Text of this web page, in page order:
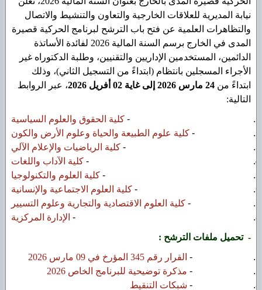
نيابة المديرية للعلاقات الخارجية والتعاون والتنشيط والاتصال
والتظاهرات العلمية عن فتح باب الترشح لبرنامج الحركية قصيرة
المدى في الخارج برسم السنة المالية 2026 لفائدة الأساتذة
الدائمين، المستخدمين الإداريين والتقنيين، وطلبة الدكتوراه غير
الأجراء المسجلين بانتظام (ابتداءً من التسجيل الثاني)، وذلك
ابتداءً من 24 مارس 2026 إلى غاية 02 أفريل 2026
، عبر الروابط
التالية:
- كلية الحقوق والعلوم السياسية
- كلية علوم الطبيعة والحياة وعلوم الأرض والكون
- كلية الرياضيات والإعلام الآلي
- كلية الآداب واللغات
- كلية العلوم والتكنولوجيا
- كلية العلوم الاجتماعية والإنسانية
- كلية العلوم الاقتصادية والتجارية وعلوم التسيير
- الإدارة المركزية
- تحميل ملفات الترشح :
- القرار رقم 345 المؤرخ في 09 مارس 2026
- مذكرة توضيحية للبرنامج الخاص 2026
- شبكات التنقيط